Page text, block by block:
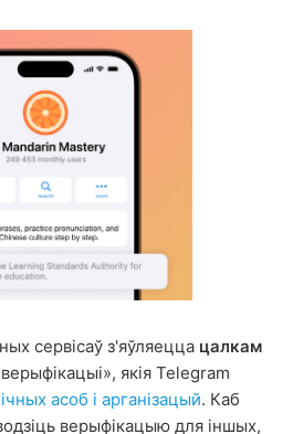
сервісаў з'яўляецца цалкам
якія Telegram
асоб і арганізацый. Каб
верыфікацыю для іншых,